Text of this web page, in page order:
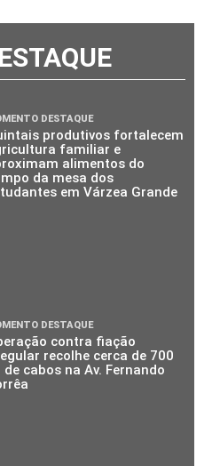
DESTAQUE
produtivos fortalecem
familiar e
alimentos do
da mesa dos
em Várzea Grande
DESTAQUE
contra fiação
recolhe cerca de 700
de cabos na Av. Fernando